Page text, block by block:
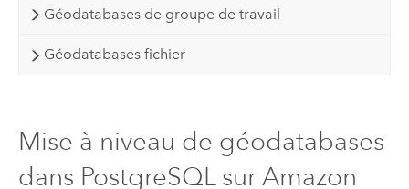
Géodatabases de groupe de travail
Géodatabases fichier
Mise à niveau de géodatabases
dans PostgreSQL sur Amazon